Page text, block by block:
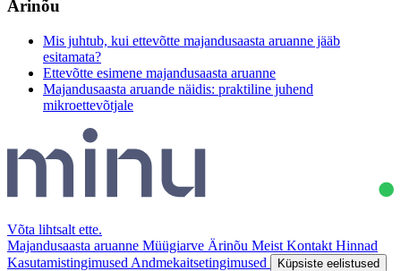
Ärinõu
Mis juhtub, kui ettevõtte majandusaasta aruanne jääb
esitamata?
Ettevõtte esimene majandusaasta aruanne
Majandusaasta aruande näidis: praktiline juhend
mikroettevõtjale
Võta lihtsalt ette.
Majandusaasta aruanne Müügiarve Ärinõu Meist Kontakt Hinnad
Kasutamistingimused Andmekaitsetingimused Küpsiste eelistused